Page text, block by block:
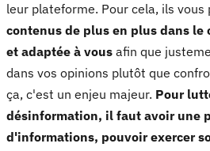
leur plateforme. Pour cela, ils vous
contenus de plus en plus dans le
et adaptée à vous afin que
dans vos opinions plutôt que
ça, c'est un enjeu majeur. Pour
désinformation, il faut avoir une
d'informations, pouvoir exercer